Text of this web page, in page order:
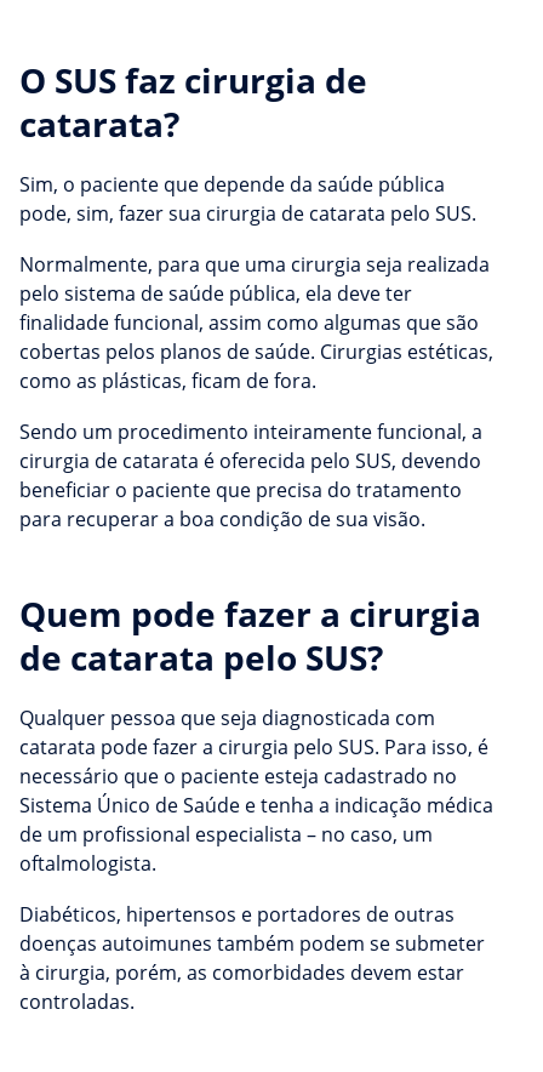
O SUS faz cirurgia de
catarata?
Sim, o paciente que depende da saúde pública
pode, sim, fazer sua cirurgia de catarata pelo SUS.
Normalmente, para que uma cirurgia seja realizada
pelo sistema de saúde pública, ela deve ter
finalidade funcional, assim como algumas que são
cobertas pelos planos de saúde. Cirurgias estéticas,
como as plásticas, ficam de fora.
Sendo um procedimento inteiramente funcional, a
cirurgia de catarata é oferecida pelo SUS, devendo
beneficiar o paciente que precisa do tratamento
para recuperar a boa condição de sua visão.
Quem pode fazer a cirurgia
de catarata pelo SUS?
Qualquer pessoa que seja diagnosticada com
catarata pode fazer a cirurgia pelo SUS. Para isso, é
necessário que o paciente esteja cadastrado no
Sistema Único de Saúde e tenha a indicação médica
de um profissional especialista – no caso, um
oftalmologista.
Diabéticos, hipertensos e portadores de outras
doenças autoimunes também podem se submeter
à cirurgia, porém, as comorbidades devem estar
controladas.